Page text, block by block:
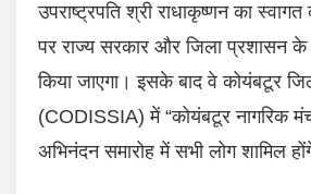
उपराष्ट्रपति श्री राधाकृष्णन का
पर राज्य सरकार और जिला प्रशासन के
किया जाएगा। इसके बाद वे कोयंबटूर
(CODISSIA) में “कोयंबटूर नागरिक मंच
अभिनंदन समारोह में सभी लोग शामिल